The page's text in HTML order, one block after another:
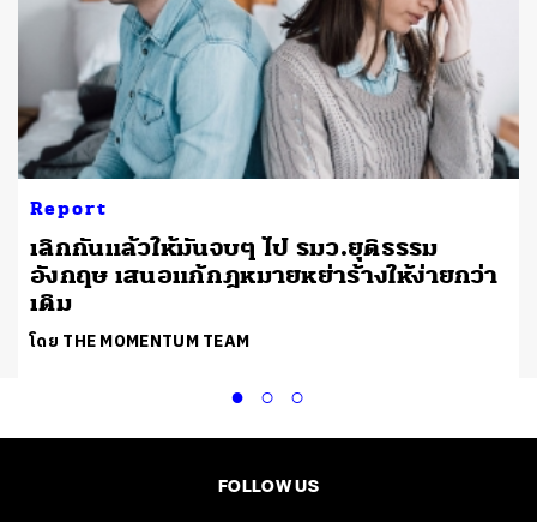
Report
เลิกกันแล้วให้มันจบๆ ไป รมว.ยุติธรรม
อังกฤษ เสนอแก้กฎหมายหย่าร้างให้ง่ายกว่า
เดิม
โดย THE MOMENTUM TEAM
FOLLOW US